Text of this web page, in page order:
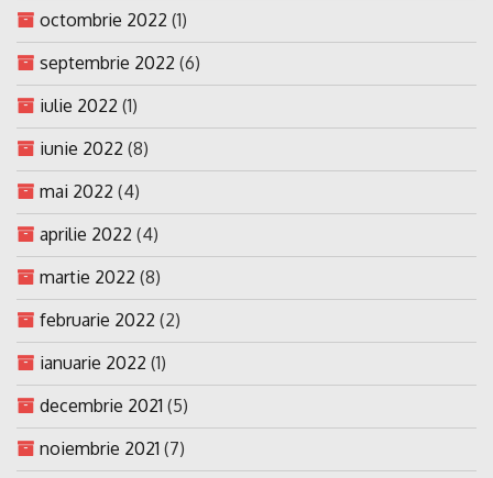
octombrie 2022 (1)
septembrie 2022 (6)
iulie 2022 (1)
iunie 2022 (8)
mai 2022 (4)
aprilie 2022 (4)
martie 2022 (8)
februarie 2022 (2)
ianuarie 2022 (1)
decembrie 2021 (5)
noiembrie 2021 (7)